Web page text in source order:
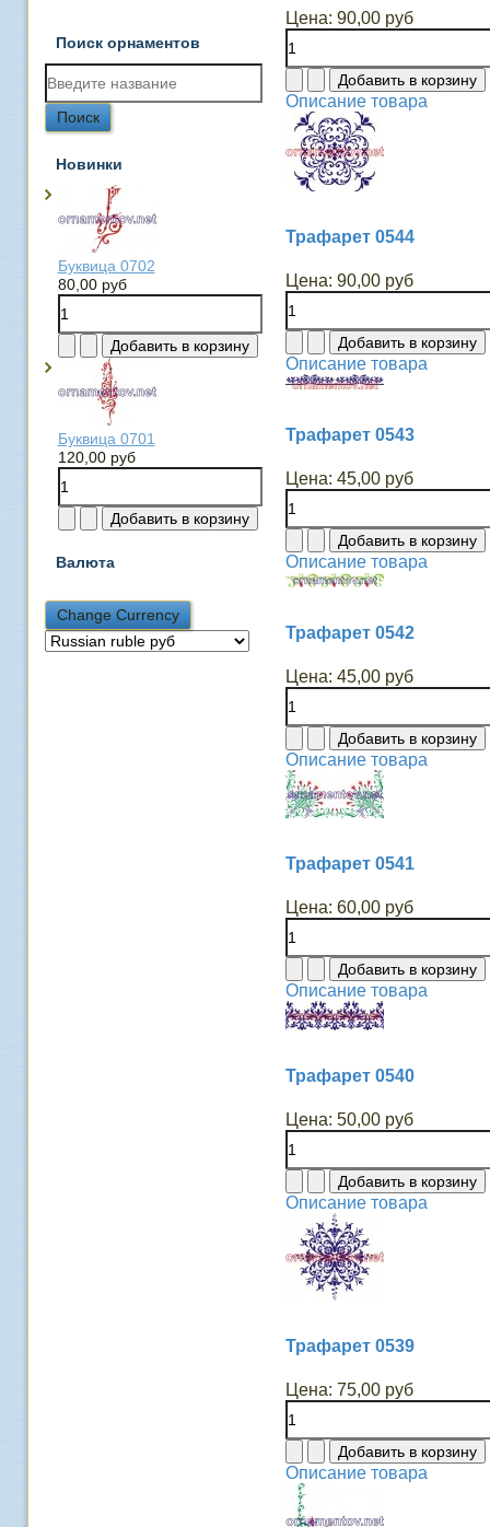
Поиск орнаментов
Новинки
Буквица 0702
80,00 руб
Буквица 0701
120,00 руб
Валюта
Цена: 90,00 руб
Описание товара
Трафарет 0544
Цена: 90,00 руб
Описание товара
Трафарет 0543
Цена: 45,00 руб
Описание товара
Трафарет 0542
Цена: 45,00 руб
Описание товара
Трафарет 0541
Цена: 60,00 руб
Описание товара
Трафарет 0540
Цена: 50,00 руб
Описание товара
Трафарет 0539
Цена: 75,00 руб
Описание товара